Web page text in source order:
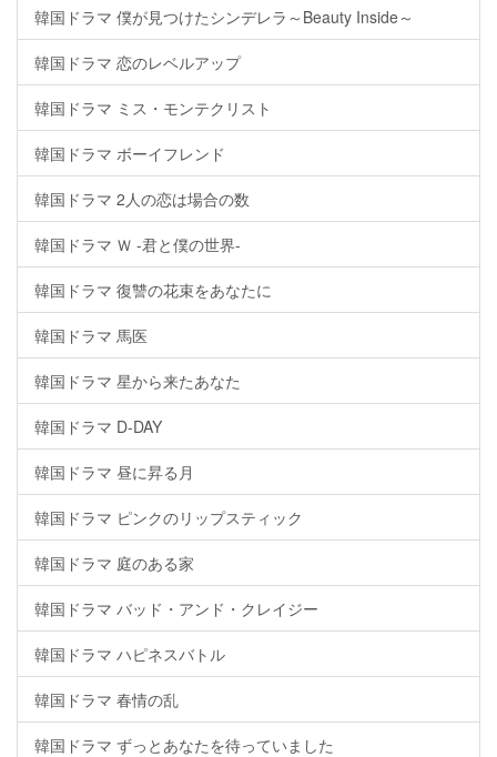
韓国ドラマ 僕が見つけたシンデレラ～Beauty Inside～
韓国ドラマ 恋のレベルアップ
韓国ドラマ ミス・モンテクリスト
韓国ドラマ ボーイフレンド
韓国ドラマ 2人の恋は場合の数
韓国ドラマ Ｗ -君と僕の世界-
韓国ドラマ 復讐の花束をあなたに
韓国ドラマ 馬医
韓国ドラマ 星から来たあなた
韓国ドラマ D-DAY
韓国ドラマ 昼に昇る月
韓国ドラマ ピンクのリップスティック
韓国ドラマ 庭のある家
韓国ドラマ バッド・アンド・クレイジー
韓国ドラマ ハピネスバトル
韓国ドラマ 春情の乱
韓国ドラマ ずっとあなたを待っていました